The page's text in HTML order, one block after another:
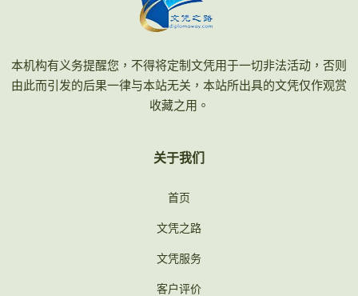
本机构有义务提醒您，不得将定制文凭用于一切非法活动，否则
由此而引发的后果一律与本站无关，本站所出具的文凭仅作观赏
收藏之用。
关于我们
首页
文凭之路
文凭服务
客户评价